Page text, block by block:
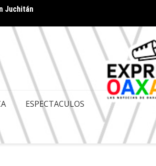
Juchitán Cuenta Gobernador de Oaxaca
ESPECTACULOS